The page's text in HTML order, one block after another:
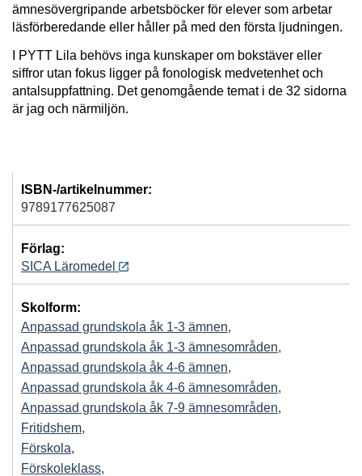
ämnesövergripande arbetsböcker för elever som arbetar
läsförberedande eller håller på med den första ljudningen.
I PYTT Lila behövs inga kunskaper om bokstäver eller
siffror utan fokus ligger på fonologisk medvetenhet och
antalsuppfattning. Det genomgående temat i de 32 sidorna
är jag och närmiljön.
ISBN-/artikelnummer:
9789177625087
Förlag:
SICA Läromedel
Skolform:
Anpassad grundskola åk 1-3 ämnen,
Anpassad grundskola åk 1-3 ämnesområden,
Anpassad grundskola åk 4-6 ämnen,
Anpassad grundskola åk 4-6 ämnesområden,
Anpassad grundskola åk 7-9 ämnesområden,
Fritidshem,
Förskola,
Förskoleklass,